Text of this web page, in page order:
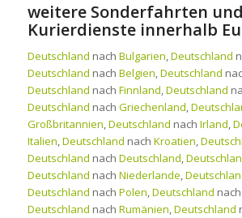
weitere Sonderfahrten und
Kurierdienste innerhalb
Deutschland nach Bulgarien,Deutschland
Deutschland nach Belgien,Deutschland
Deutschland nach Finnland,Deutschland
Deutschland nach Griechenland,
Großbritannien,Deutschland nach Irland,
Italien,Deutschland nach Kroatien,
Deutschland nach Deutschland,
Deutschland nach Niederlande,
Deutschland nach Polen,Deutschland nach
Deutschland nach Rumänien,Deutschland